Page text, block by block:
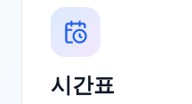
시간표